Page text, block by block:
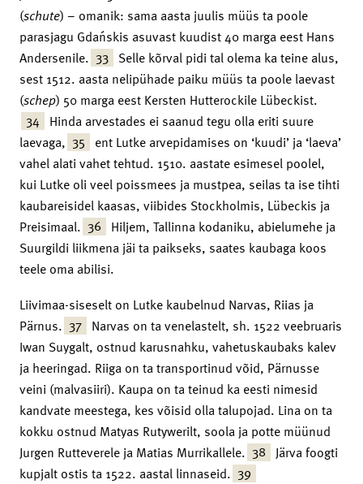
(schute) – omanik: sama aasta juulis müüs ta poole
parasjagu Gdańskis asuvast kuudist 40 marga eest Hans
Andersenile. 33 Selle kõrval pidi tal olema ka teine alus,
sest 1512. aasta nelipühade paiku müüs ta poole laevast
(schep) 50 marga eest Kersten Hutterockile Lübeckist.
34 Hinda arvestades ei saanud tegu olla eriti suure
laevaga, 35 ent Lutke arvepidamises on ‘kuudi’ ja ‘laeva’
vahel alati vahet tehtud. 1510. aastate esimesel poolel,
kui Lutke oli veel poissmees ja mustpea, seilas ta ise tihti
kaubareisidel kaasas, viibides Stockholmis, Lübeckis ja
Preisimaal. 36 Hiljem, Tallinna kodaniku, abielumehe ja
Suurgildi liikmena jäi ta paikseks, saates kaubaga koos
teele oma abilisi.
Liivimaa-siseselt on Lutke kaubelnud Narvas, Riias ja
Pärnus. 37 Narvas on ta venelastelt, sh. 1522 veebruaris
Iwan Suygalt, ostnud karusnahku, vahetuskaubaks kalev
ja heeringad. Riiga on ta transportinud võid, Pärnusse
veini (malvasiiri). Kaupa on ta teinud ka eesti nimesid
kandvate meestega, kes võisid olla talupojad. Lina on ta
kokku ostnud Matyas Rutywerilt, soola ja potte müünud
Jurgen Rutteverele ja Matias Murrikallele. 38 Järva foogti
kupjalt ostis ta 1522. aastal linnaseid. 39